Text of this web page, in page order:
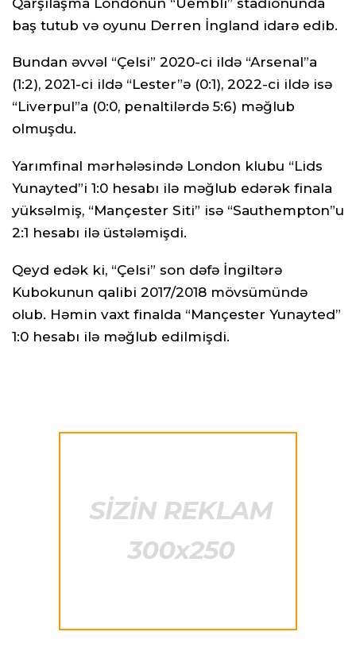
baş tutub və oyunu Derren İngland idarə edib.
Bundan əvvəl “Çelsi” 2020-ci ildə “Arsenal”a
(1:2), 2021-ci ildə “Lester”ə (0:1), 2022-ci ildə isə
“Liverpul”a (0:0, penaltilərdə 5:6) məğlub
olmuşdu.
Yarımfinal mərhələsində London klubu “Lids
Yunayted”i 1:0 hesabı ilə məğlub edərək finala
yüksəlmiş, “Mançester Siti” isə “Sauthempton”u
2:1 hesabı ilə üstələmişdi.
Qeyd edək ki, “Çelsi” son dəfə İngiltərə
Kubokunun qalibi 2017/2018 mövsümündə
olub. Həmin vaxt finalda “Mançester Yunayted”
1:0 hesabı ilə məğlub edilmişdi.